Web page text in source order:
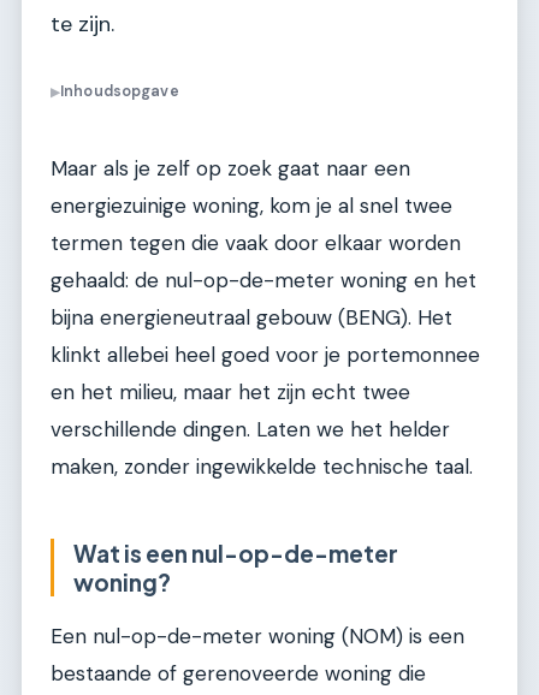
te zijn.
▶Inhoudsopgave
Maar als je zelf op zoek gaat naar een
energiezuinige woning, kom je al snel twee
termen tegen die vaak door elkaar worden
gehaald: de nul-op-de-meter woning en het
bijna energieneutraal gebouw (BENG). Het
klinkt allebei heel goed voor je portemonnee
en het milieu, maar het zijn echt twee
verschillende dingen. Laten we het helder
maken, zonder ingewikkelde technische taal.
Wat is een nul-op-de-meter
woning?
Een nul-op-de-meter woning (NOM) is een
bestaande of gerenoveerde woning die